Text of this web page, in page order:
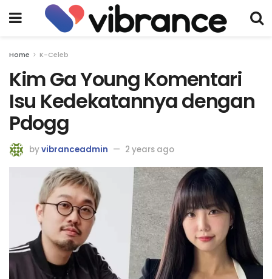
Home K-Celeb
Kim Ga Young Komentari
Isu Kedekatannya dengan
Pdogg
byvibranceadmin 2 years ago